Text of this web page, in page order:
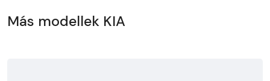
Más modellek KIA